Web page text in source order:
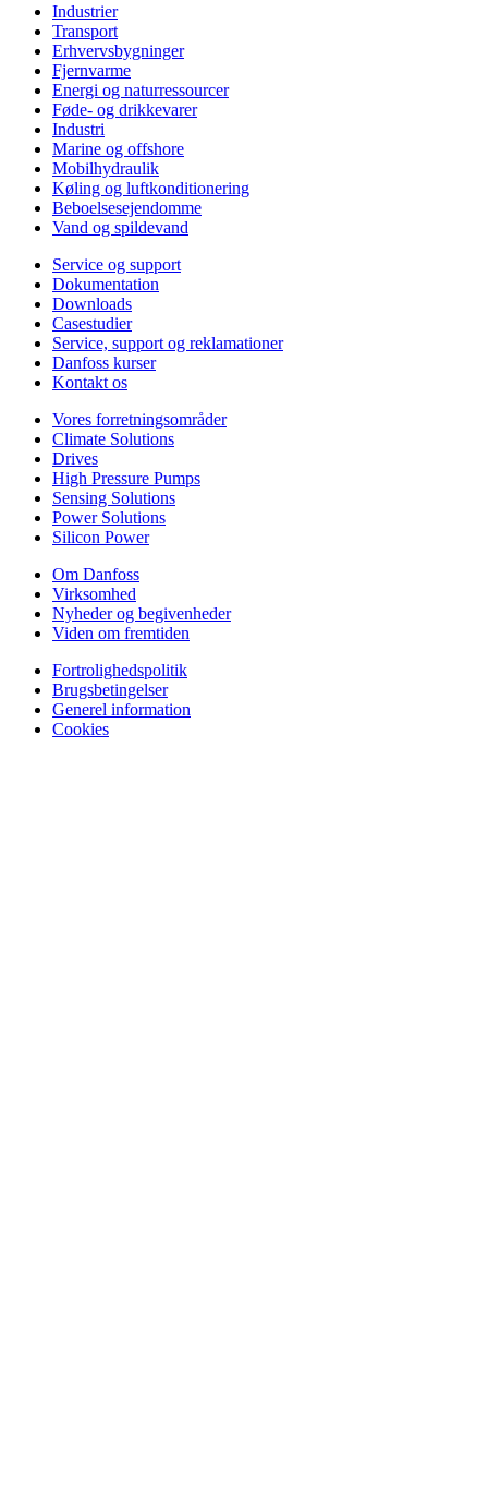
Industrier
Transport
Erhvervsbygninger
Fjernvarme
Energi og naturressourcer
Føde- og drikkevarer
Industri
Marine og offshore
Mobilhydraulik
Køling og luftkonditionering
Beboelsesejendomme
Vand og spildevand
Service og support
Dokumentation
Downloads
Casestudier
Service, support og reklamationer
Danfoss kurser
Kontakt os
Vores forretningsområder
Climate Solutions
Drives
High Pressure Pumps
Sensing Solutions
Power Solutions
Silicon Power
Om Danfoss
Virksomhed
Nyheder og begivenheder
Viden om fremtiden
Fortrolighedspolitik
Brugsbetingelser
Generel information
Cookies